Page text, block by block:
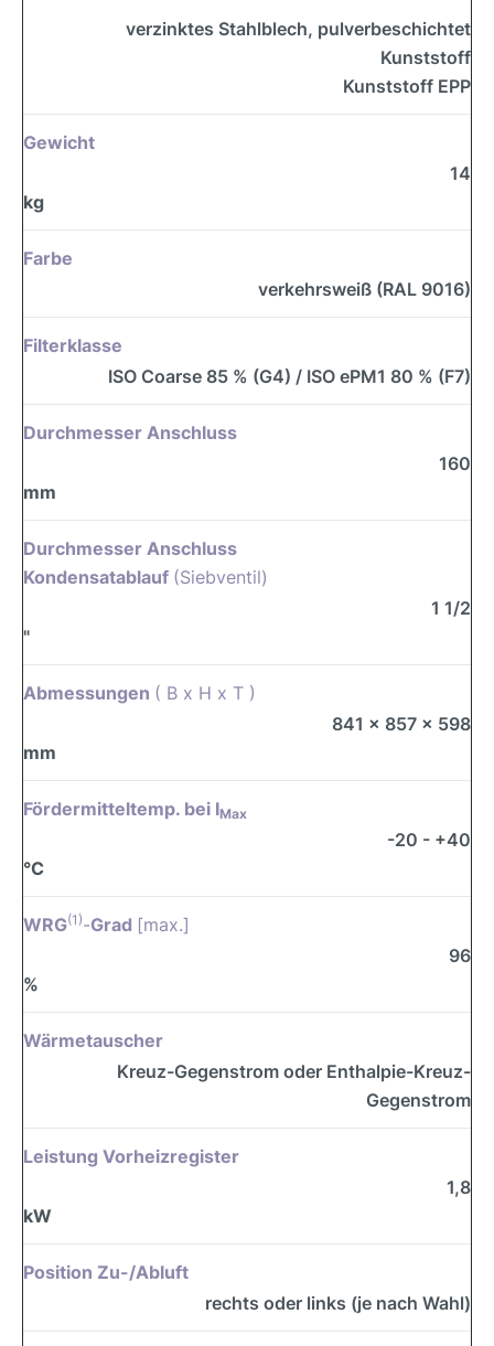
verzinktes Stahlblech, pulverbeschichtet
Kunststoff
Kunststoff EPP
Gewicht
14
kg
Farbe
verkehrsweiß (RAL 9016)
Filterklasse
ISO Coarse 85 % (G4) / ISO ePM1 80 % (F7)
Durchmesser Anschluss
160
mm
Durchmesser Anschluss
Kondensatablauf (Siebventil)
1 1/2
"
Abmessungen ( B x H x T )
841 x 857 x 598
mm
Fördermitteltemp. bei IMax
-20 - +40
°C
WRG(1)-Grad [max.]
96
%
Wärmetauscher
Kreuz-Gegenstrom oder Enthalpie-Kreuz-
Gegenstrom
Leistung Vorheizregister
1,8
kW
Position Zu-/Abluft
rechts oder links (je nach Wahl)